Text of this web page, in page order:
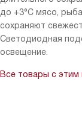
до +3°C мясо,
сохраняют
Светодиодная
освещение.
Все товары с